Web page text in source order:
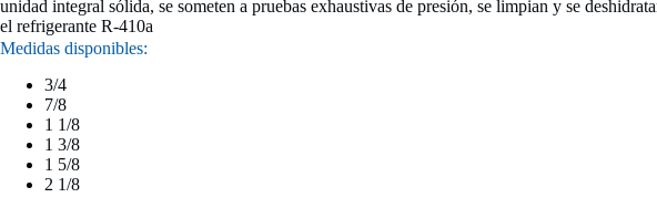
unidad integral sólida, se someten a pruebas exhaustivas de presión, se limpian y se
el refrigerante R-410a
Medidas disponibles:
3/4
7/8
1 1/8
1 3/8
1 5/8
2 1/8